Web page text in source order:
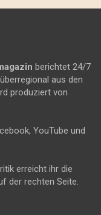
berichtet 24/7
aus den
produziert von
YouTube und
erreicht ihr die
der rechten Seite.